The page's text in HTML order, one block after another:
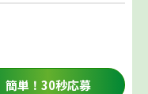
簡単！30秒応募